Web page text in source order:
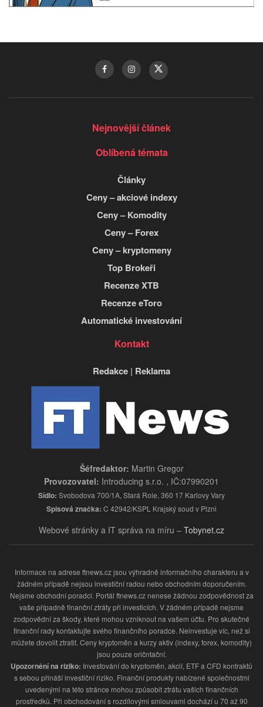
Nejnovější článek
Oblíbená témata
Články
Ceny – akciové indexy
Ceny – Komodity
Ceny – Forex
Ceny – kryptomeny
Top Brokeři
Recenze XTB
Recenze eToro
Automatické investování
Kontakt
Redakce | Reklama
Šéfredaktor: Martin Gregor
Provozovatel: Introducing s.r.o. , IČ:07990201
Sídlo: Svobodova 700/1A, Stará Role, 360 17 Karlovy Vary
Spisová značka: C 42942/KSPL Krajský soud v Plzni
Webové stránky a IT správa na míru – Tobynet.cz
Informace na adrese ftnews.cz jsou výhradně informačního charakteru a v
žádném případě nejsou investiční radou nebo obchodním doporučením.
Nejsme obchodní poradci. Portál ftnews.cz nenese žádnou zodpovědnost za
vaše případně finanční ztráty při investicích. V žádném případě nejsme
zodpovědní za škody, které mohou vzniknout na vašem účtu. Pro skutečné
finanční rady kontaktujte svého finančního poradce. Neinvestuje víc, než si
můžete dovolit ztratit. Ceny kryptoměn a kurzy aktiv (indexy, forex, komodity)
jsou pouze oričntační.
Upozornění na riziko: Investování do kryptoměn, akcií, ETF a CFD kontraktů
s sebou přináší investiční riziko. Finanční produkty nabízené společnostmi
uvedenými na této stránce mohou způsobit ztrátu vašich finančních
prostředků. Při obchodování s rozdílovými smlouvami dochází u 70 až 90